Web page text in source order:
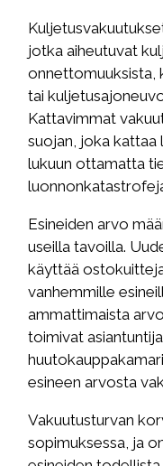
jotka aiheutuvat
onnettomuuksista,
tai
Kattavimmat
suojan, joka kattaa
lukuun ottamatta
Esineiden arvo
useilla tavoilla.
käyttää
vanhemmille
ammattimaista
toimivat
esineen arvosta
Vakuutusturvan
sopimuksessa, ja